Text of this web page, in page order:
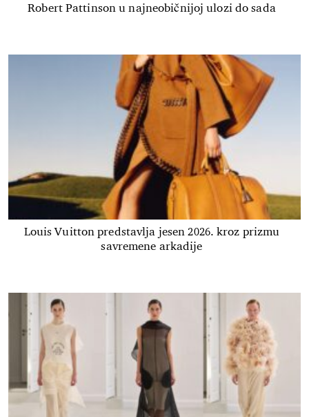
Robert Pattinson u najneobičnijoj ulozi do sada
Louis Vuitton predstavlja jesen 2026. kroz prizmu
savremene arkadije